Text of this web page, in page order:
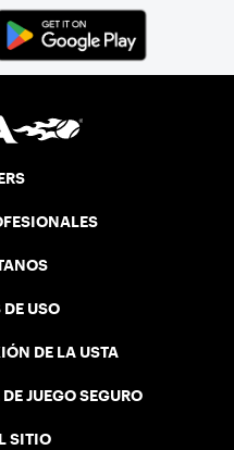
DE USO
DE LA USTA
JUEGO SEGURO
SITIO